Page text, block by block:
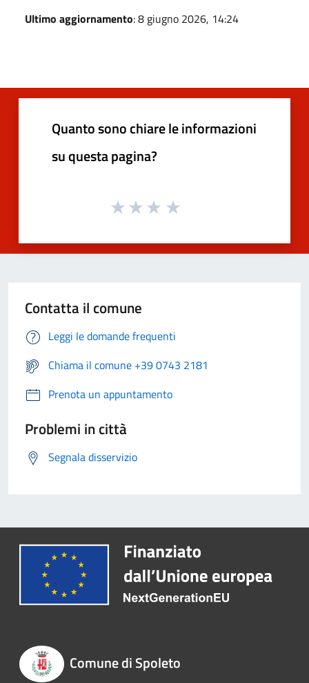
Ultimo aggiornamento: 8 giugno 2026, 14:24
Quanto sono chiare le informazioni
su questa pagina?
Contatta il comune
Leggi le domande frequenti
Chiama il comune +39 0743 2181
Prenota un appuntamento
Problemi in città
Segnala disservizio
Comune di Spoleto